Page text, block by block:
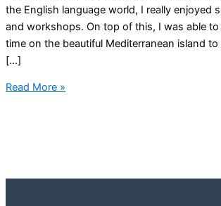
the English language world, I really enjoyed
and workshops. On top of this, I was able
time on the beautiful Mediterranean island
[…]
Business
Read More »